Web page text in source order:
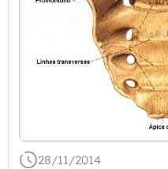
28/11/2014